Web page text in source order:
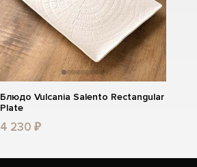
Блюдо Vulcania Salento Rectangular
Plate
4 230 ₽